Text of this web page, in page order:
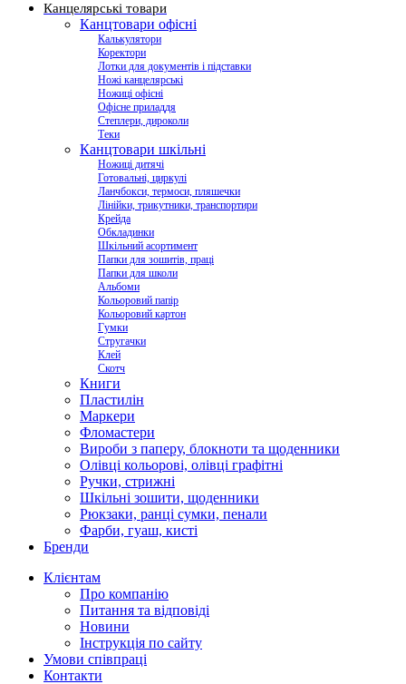
Канцелярські товари
Канцтовари офісні
Калькулятори
Коректори
Лотки для документів і підставки
Ножі канцелярські
Ножиці офісні
Офісне приладдя
Степлери, дироколи
Теки
Канцтовари шкільні
Ножиці дитячі
Готовальні, циркулі
Ланчбокси, термоси, пляшечки
Лінійки, трикутники, транспортири
Крейда
Обкладинки
Шкільний асортимент
Папки для зошитів, праці
Папки для школи
Альбоми
Кольоровий папір
Кольоровий картон
Гумки
Стругачки
Клей
Скотч
Книги
Пластилін
Маркери
Фломастери
Вироби з паперу, блокноти та щоденники
Олівці кольорові, олівці графітні
Ручки, стрижні
Шкільні зошити, щоденники
Рюкзаки, ранці сумки, пенали
Фарби, гуаш, кисті
Бренди
Клієнтам
Про компанію
Питання та відповіді
Новини
Інструкція по сайту
Умови співпраці
Контакти